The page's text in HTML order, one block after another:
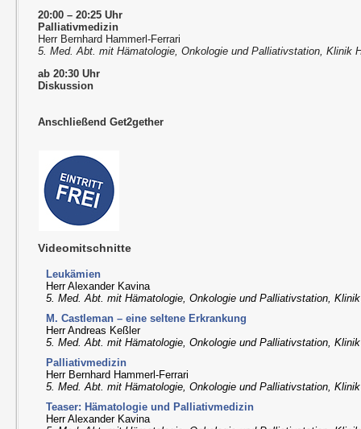
20:00 – 20:25 Uhr
Palliativmedizin
Herr Bernhard Hammerl-Ferrari
5. Med. Abt. mit Hämatologie, Onkologie und Palliativstation, Klinik
ab 20:30 Uhr
Diskussion
Anschließend Get2gether
Videomitschnitte
Leukämien
Herr Alexander Kavina
5. Med. Abt. mit Hämatologie, Onkologie und Palliativstation,
M. Castleman – eine seltene Erkrankung
Herr Andreas Keßler
5. Med. Abt. mit Hämatologie, Onkologie und Palliativstation,
Palliativmedizin
Herr Bernhard Hammerl-Ferrari
5. Med. Abt. mit Hämatologie, Onkologie und Palliativstation,
Teaser: Hämatologie und Palliativmedizin
Herr Alexander Kavina